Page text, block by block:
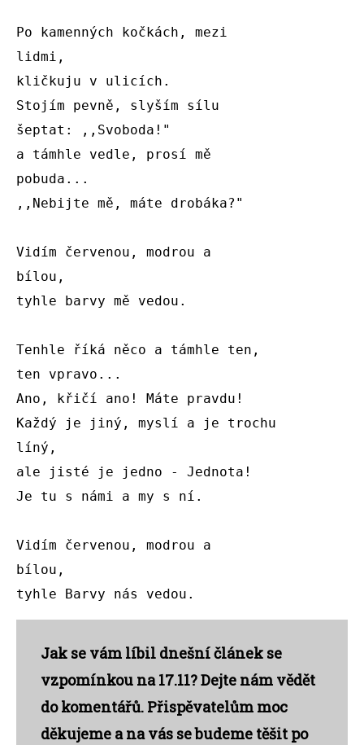
Po kamenných kočkách, mezi
lidmi,
kličkuju v ulicích.
Stojím pevně, slyším sílu
šeptat: ,,Svoboda!"
a támhle vedle, prosí mě
pobuda...
,,Nebijte mě, máte drobáka?"
Vidím červenou, modrou a
bílou,
tyhle barvy mě vedou.
Tenhle říká něco a támhle ten,
ten vpravo...
Ano, křičí ano! Máte pravdu!
Každý je jiný, myslí a je trochu
líný,
ale jisté je jedno - Jednota!
Je tu s námi a my s ní.
Vidím červenou, modrou a
bílou,
tyhle Barvy nás vedou.
Jak se vám líbil dnešní článek se
vzpomínkou na 17.11? Dejte nám vědět
do komentářů. Přispěvatelům moc
děkujeme a na vás se budeme těšit po